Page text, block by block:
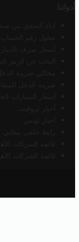
أدواتنا
أداة التحقق من
محول رقم الحساب
أسعار صرف
البحث عن الرمز
محاكي ضريبة
ضريبة الدخل
أسعار السيارات
أخبار تروفيت
أخبار تونس
رابط خلفي مجاني
قائمة الشركات
قائمة الشركات